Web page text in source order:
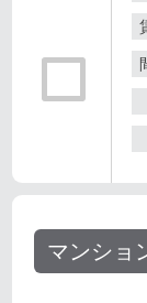
マンショ